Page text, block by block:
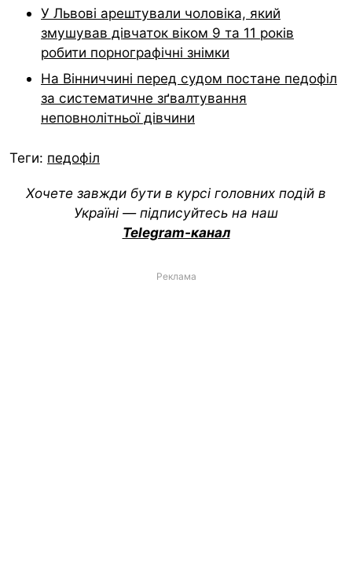
У Львові арештували чоловіка, який
змушував дівчаток віком 9 та 11 років
робити порнографічні знімки
На Вінниччині перед судом постане педофіл
за систематичне зґвалтування
неповнолітньої дівчини
Теги: педофіл
Хочете завжди бути в курсі головних подій в
Україні — підписуйтесь на наш
Telegram-канал
Реклама